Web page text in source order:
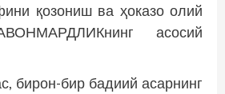
қозониш ва ҳоказо олий
асосий
бирон-бир бадиий асарнинг